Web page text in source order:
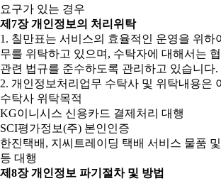
요구가 있는 경우
제7장 개인정보의 처리위탁
1. 칠만표는 서비스의 효율적인 운영을 위하
무를 위탁하고 있으며, 수탁자에 대해서는
관련 법규를 준수하도록 관리하고 있습니다.
2. 개인정보처리업무 수탁사 및 위탁내용은
수탁사 위탁목적
KG이니시스 신용카드 결제처리 대행
SCI평가정보(주) 본인인증
한진택배, 지씨트레이딩 택배 서비스 물품
등 대행
제8장 개인정보 파기절차 및 방법